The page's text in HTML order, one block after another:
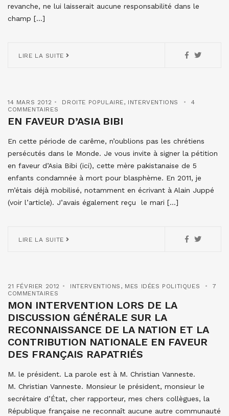
revanche, ne lui laisserait aucune responsabilité dans le
champ […]
LIRE LA SUITE
14 MARS 2012 DROITE POPULAIRE, INTERVENTIONS
4
COMMENTAIRES
EN FAVEUR D’ASIA BIBI
En cette période de carême, n’oublions pas les chrétiens
persécutés dans le Monde. Je vous invite à signer la pétition
en faveur d’Asia Bibi (ici), cette mère pakistanaise de 5
enfants condamnée à mort pour blasphème. En 2011, je
m’étais déjà mobilisé, notamment en écrivant à Alain Juppé
(voir l’article). J’avais également reçu le mari […]
LIRE LA SUITE
21 FÉVRIER 2012 INTERVENTIONS , MES IDÉES POLITIQUES
7
COMMENTAIRES
MON INTERVENTION LORS DE LA
DISCUSSION GÉNÉRALE SUR LA
RECONNAISSANCE DE LA NATION ET LA
CONTRIBUTION NATIONALE EN FAVEUR
DES FRANÇAIS RAPATRIÉS
M. le président. La parole est à M. Christian Vanneste.
M. Christian Vanneste. Monsieur le président, monsieur le
secrétaire d’État, cher rapporteur, mes chers collègues, la
République française ne reconnaît aucune autre communauté